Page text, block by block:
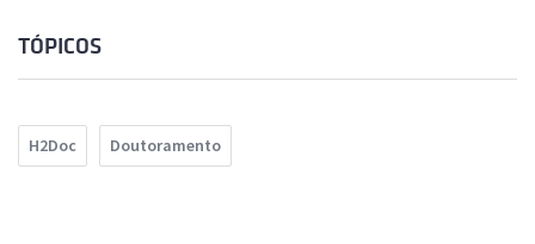
TÓPICOS
H2Doc Doutoramento